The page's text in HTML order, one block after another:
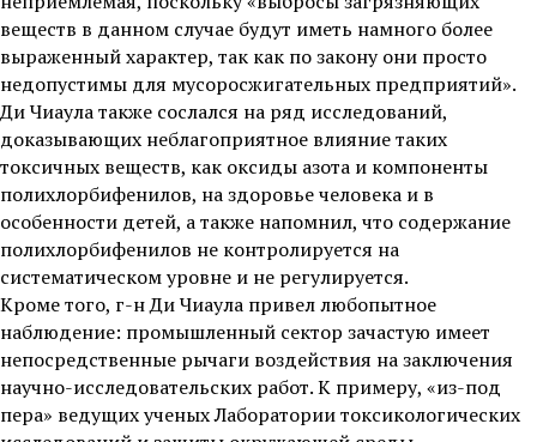
веществ в данном случае будут иметь намного более
выраженный характер, так как по закону они просто
недопустимы для мусоросжигательных предприятий».
Ди Чиаула также сослался на ряд исследований,
доказывающих неблагоприятное влияние таких
токсичных веществ, как оксиды азота и компоненты
полихлорбифенилов, на здоровье человека и в
особенности детей, а также напомнил, что содержание
полихлорбифенилов не контролируется на
систематическом уровне и не регулируется.
Кроме того, г-н Ди Чиаула привел любопытное
наблюдение: промышленный сектор зачастую имеет
непосредственные рычаги воздействия на заключения
научно-исследовательских работ. К примеру, «из-под
пера» ведущих ученых Лаборатории токсикологических